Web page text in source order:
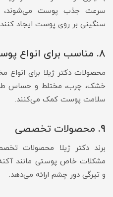
سرعت جذب پوست می‌شوند،
سنگینی بر روی پوست ایجاد
8. مناسب برای انواع پوست
محصولات دکتر ژیلا برای
خشک، چرب، مختلط و حساس
سلامت پوست کمک می‌کنند.
9. محصولات تخصصی
برند دکتر ژیلا محصولات
مشکلات خاص پوستی مانند
و تیرگی دور چشم ارائه می‌دهد.